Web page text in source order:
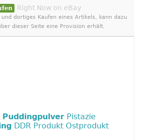
Right Now on eBay
und dortiges Kaufen eines Artikels, kann dazu
dieser Seite eine Provision erhält.
Puddingpulver Pistazie
DDR Produkt Ostprodukt